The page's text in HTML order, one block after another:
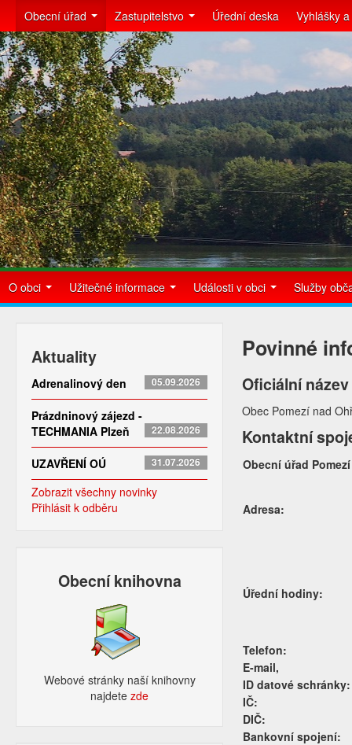
Obecní úřad Zastupitelstvo Úřední deska Vyhlášky
O obci Užitečné informace Události v obci Služby
Aktuality
Adrenalinový den 05.09.2026
Prázdninový zájezd -
TECHMANIA Plzeň
22.08.2026
UZAVŘENÍ OÚ 31.07.2026
Zobrazit všechny novinky
Přihlásit k odběru
Obecní knihovna
Webové stránky naší knihovny
najdetezde​
Povinné
Oficiální název
Obec Pomezí nad
Kontaktní
Obecní úřad
Adresa:
Úřední hodiny:
Telefon:
E-mail,
ID datové schránky:
IČ:
DIČ:
Bankovní spojení: